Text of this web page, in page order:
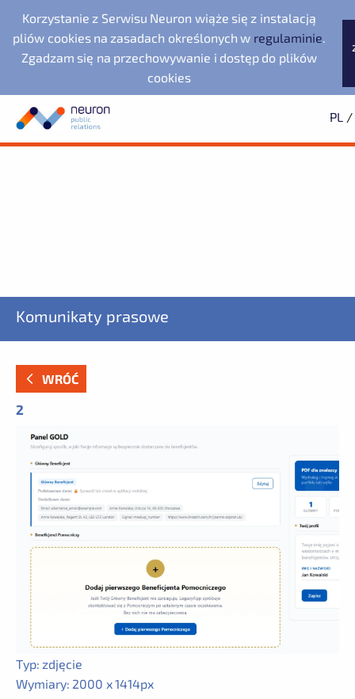
Korzystanie z Serwisu Neuron wiąże się z instalacją
pliów cookies na zasadach określonych w regulaminie.
Zgadzam się na przechowywanie i dostęp do plików
cookies
PL /
Biuro prasowe
Neuron Agencja Public
Evernex Polska
Komunikaty prasowe
WRÓĆ
2
Typ: zdjęcie
Wymiary: 2000 x 1414px